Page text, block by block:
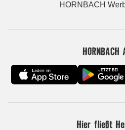
HORNBACH
HORNBACH
Hier fließt